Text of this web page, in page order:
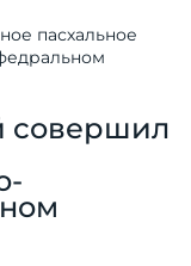
пасхальное
совершил